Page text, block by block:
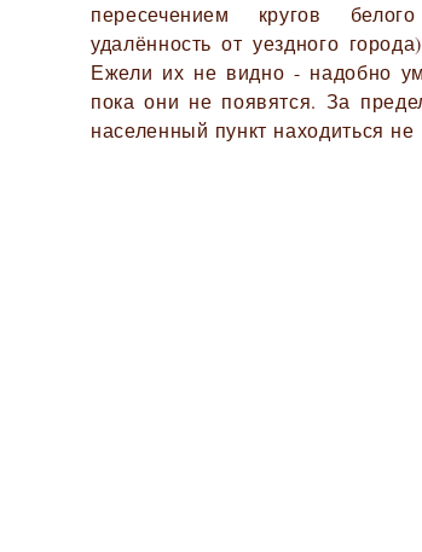
пересечением кругов
удалённость от уездного
Ежели их не видно - надобно
пока они не появятся. За
населенный пункт находиться не